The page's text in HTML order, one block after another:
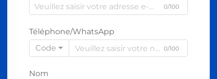
0/100
Téléphone/WhatsApp
Code
0/100
Nom